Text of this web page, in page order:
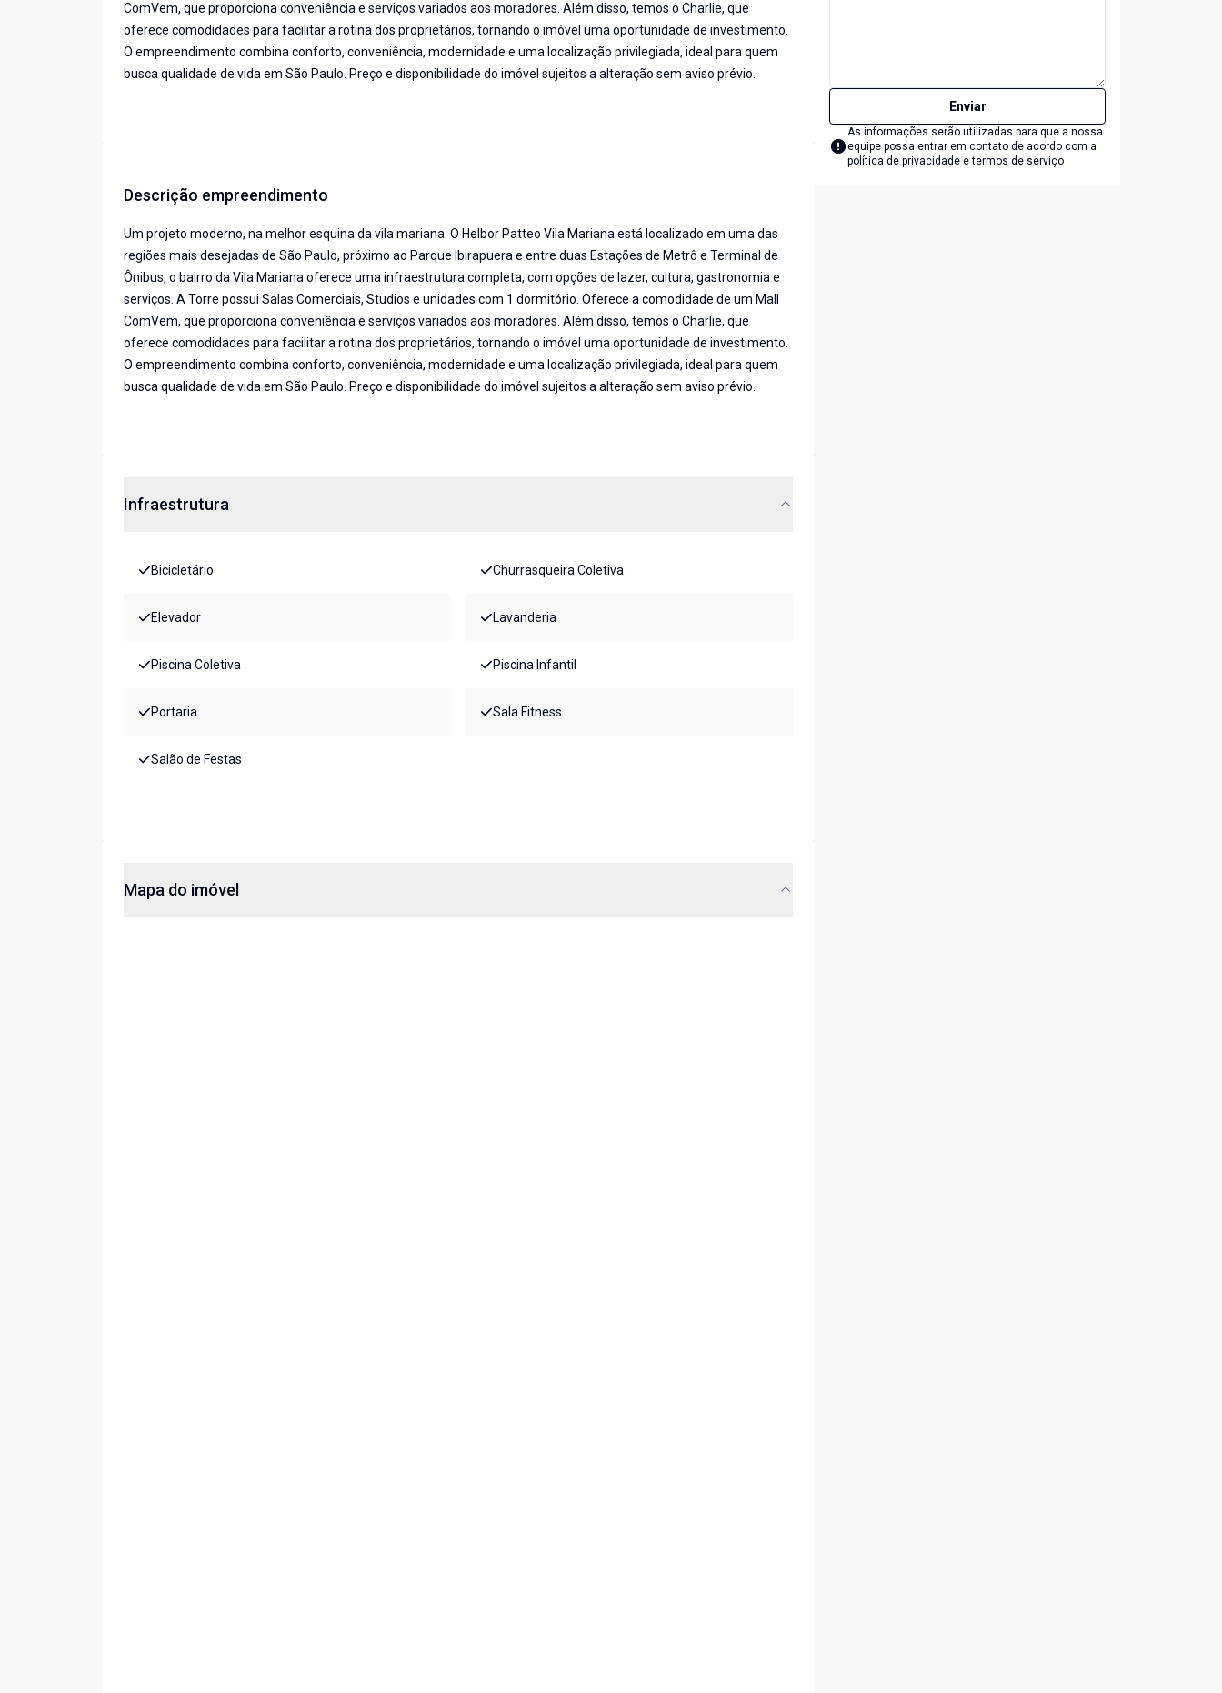
ComVem, que proporciona conveniência e serviços variados aos moradores. Além disso, temos o Charlie, que
oferece comodidades para facilitar a rotina dos proprietários, tornando o imóvel uma oportunidade de investimento.
O empreendimento combina conforto, conveniência, modernidade e uma localização privilegiada, ideal para quem
busca qualidade de vida em São Paulo. Preço e disponibilidade do imóvel sujeitos a alteração sem aviso prévio.
Descrição empreendimento
Um projeto moderno, na melhor esquina da vila mariana. O Helbor Patteo Vila Mariana está localizado em uma das
regiões mais desejadas de São Paulo, próximo ao Parque Ibirapuera e entre duas Estações de Metrô e Terminal de
Ônibus, o bairro da Vila Mariana oferece uma infraestrutura completa, com opções de lazer, cultura, gastronomia e
serviços. A Torre possui Salas Comerciais, Studios e unidades com 1 dormitório. Oferece a comodidade de um Mall
ComVem, que proporciona conveniência e serviços variados aos moradores. Além disso, temos o Charlie, que
oferece comodidades para facilitar a rotina dos proprietários, tornando o imóvel uma oportunidade de investimento.
O empreendimento combina conforto, conveniência, modernidade e uma localização privilegiada, ideal para quem
busca qualidade de vida em São Paulo. Preço e disponibilidade do imóvel sujeitos a alteração sem aviso prévio.
Infraestrutura
Bicicletário Churrasqueira Coletiva
Elevador Lavanderia
Piscina Coletiva Piscina Infantil
Portaria Sala Fitness
Salão de Festas
Mapa do imóvel
Enviar
As informações serão utilizadas para que a nossa
equipe possa entrar em contato de acordo com a
política de privacidade e termos de serviço